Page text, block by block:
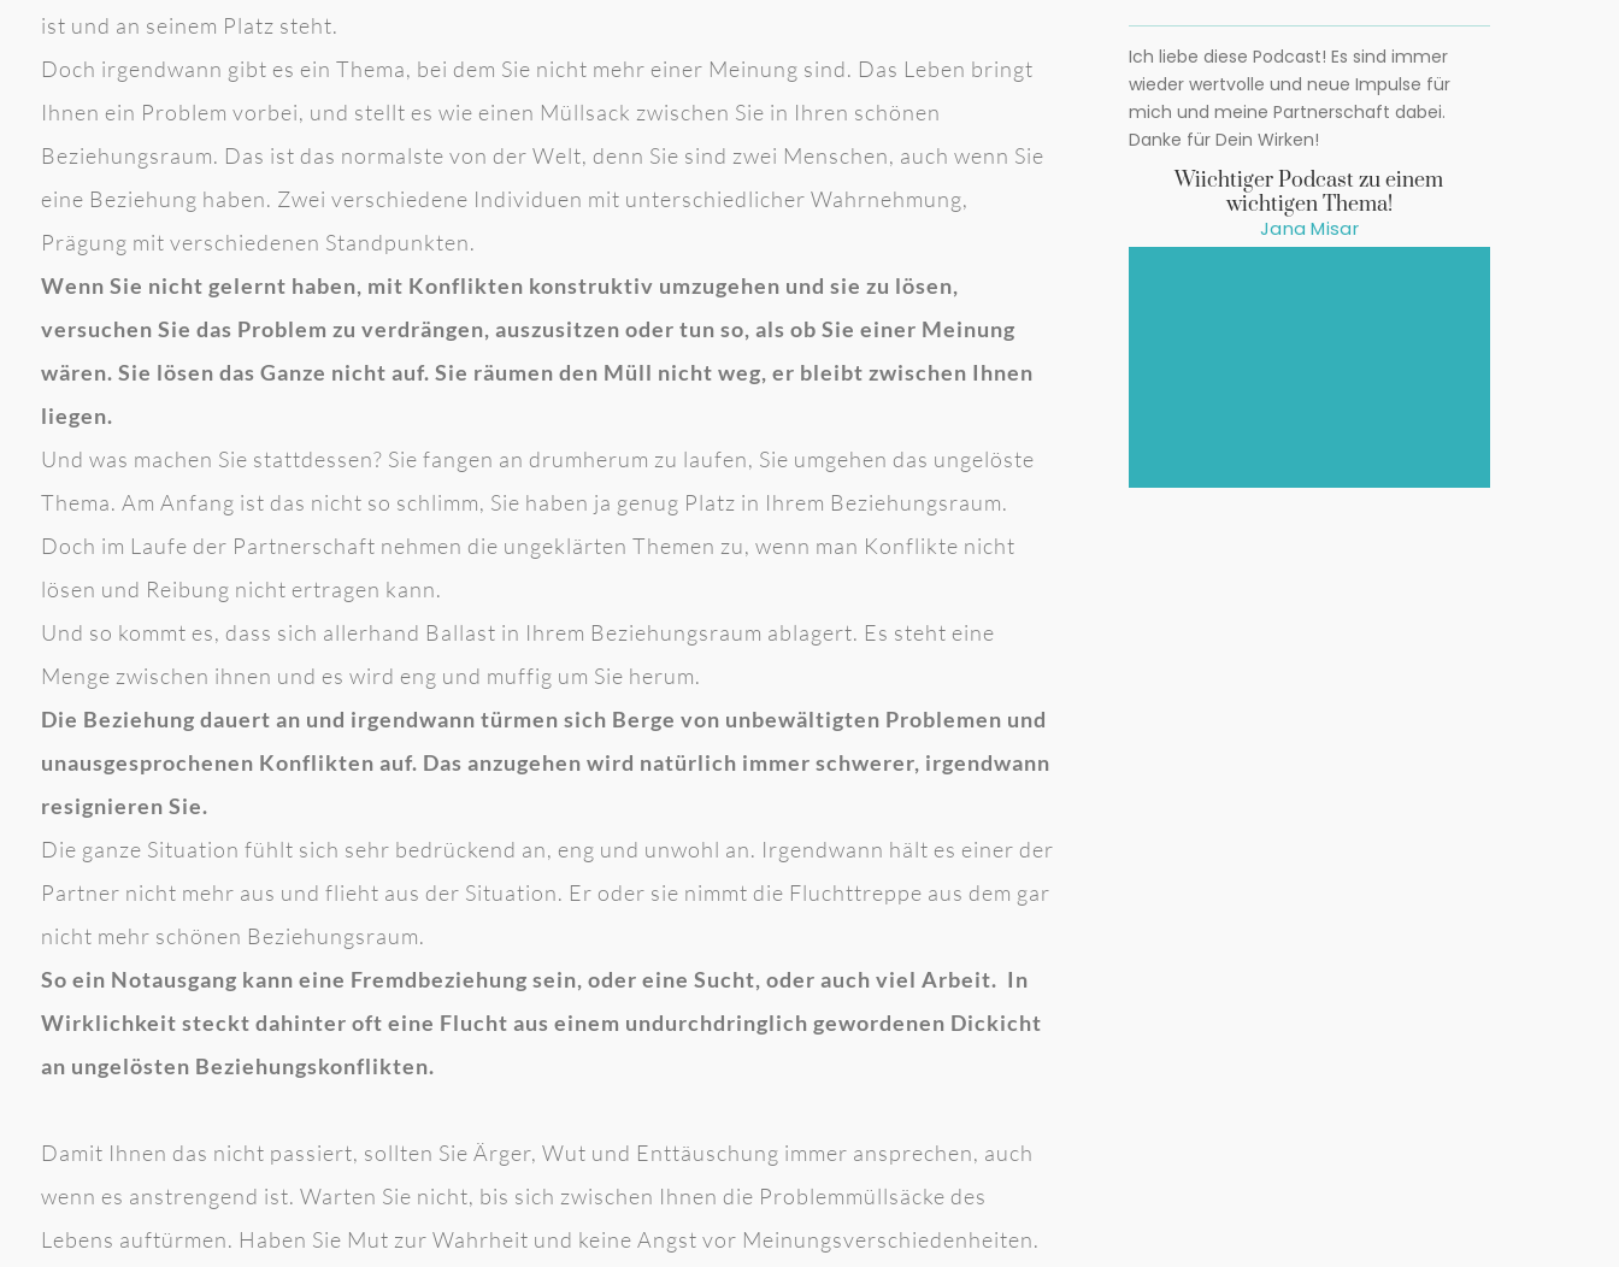
ist und an seinem Platz steht.
Doch irgendwann gibt es ein Thema, bei dem Sie nicht mehr einer Meinung sind. Das Leben bringt
Ihnen ein Problem vorbei, und stellt es wie einen Müllsack zwischen Sie in Ihren schönen
Beziehungsraum. Das ist das normalste von der Welt, denn Sie sind zwei Menschen, auch wenn Sie
eine Beziehung haben. Zwei verschiedene Individuen mit unterschiedlicher Wahrnehmung,
Prägung mit verschiedenen Standpunkten.
Wenn Sie nicht gelernt haben, mit Konflikten konstruktiv umzugehen und sie zu lösen,
versuchen Sie das Problem zu verdrängen, auszusitzen oder tun so, als ob Sie einer Meinung
wären. Sie lösen das Ganze nicht auf. Sie räumen den Müll nicht weg, er bleibt zwischen Ihnen
liegen.
Und was machen Sie stattdessen? Sie fangen an drumherum zu laufen, Sie umgehen das ungelöste
Thema. Am Anfang ist das nicht so schlimm, Sie haben ja genug Platz in Ihrem Beziehungsraum.
Doch im Laufe der Partnerschaft nehmen die ungeklärten Themen zu, wenn man Konflikte nicht
lösen und Reibung nicht ertragen kann.
Und so kommt es, dass sich allerhand Ballast in Ihrem Beziehungsraum ablagert. Es steht eine
Menge zwischen ihnen und es wird eng und muffig um Sie herum.
Die Beziehung dauert an und irgendwann türmen sich Berge von unbewältigten Problemen und
unausgesprochenen Konflikten auf. Das anzugehen wird natürlich immer schwerer, irgendwann
resignieren Sie.
Die ganze Situation fühlt sich sehr bedrückend an, eng und unwohl an. Irgendwann hält es einer der
Partner nicht mehr aus und flieht aus der Situation. Er oder sie nimmt die Fluchttreppe aus dem gar
nicht mehr schönen Beziehungsraum.
So ein Notausgang kann eine Fremdbeziehung sein, oder eine Sucht, oder auch viel Arbeit. In
Wirklichkeit steckt dahinter oft eine Flucht aus einem undurchdringlich gewordenen Dickicht
an ungelösten Beziehungskonflikten.
Damit Ihnen das nicht passiert, sollten Sie Ärger, Wut und Enttäuschung immer ansprechen, auch
wenn es anstrengend ist. Warten Sie nicht, bis sich zwischen Ihnen die Problemmüllsäcke des
Lebens auftürmen. Haben Sie Mut zur Wahrheit und keine Angst vor Meinungsverschiedenheiten.
Ich liebe diese Podcast! Es sind immer
wieder wertvolle und neue Impulse für
mich und meine Partnerschaft dabei.
Danke für Dein Wirken!
Wiichtiger Podcast zu einem
wichtigen Thema!
Jana Misar